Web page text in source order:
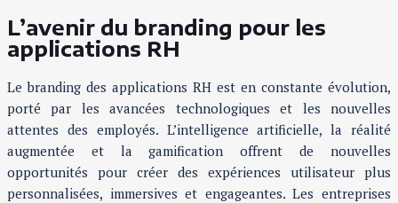
L’avenir du branding pour les
applications RH
Le branding des applications RH est en constante évolution,
porté par les avancées technologiques et les nouvelles
attentes des employés. L’intelligence artificielle, la réalité
augmentée et la gamification offrent de nouvelles
opportunités pour créer des expériences utilisateur plus
personnalisées, immersives et engageantes. Les entreprises